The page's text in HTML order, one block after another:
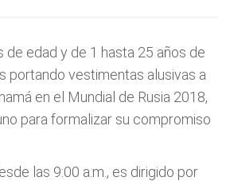
de edad y de 1 hasta 25 años de
portando vestimentas alusivas a
en el Mundial de Rusia 2018,
para formalizar su compromiso
las 9:00 a.m., es dirigido por